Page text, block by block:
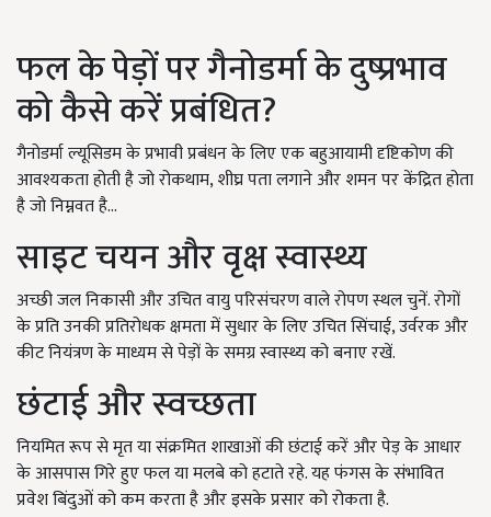
फल के पेड़ों पर गैनोडर्मा के दुष्प्रभाव
को कैसे करें प्रबंधित?
गैनोडर्मा ल्यूसिडम के प्रभावी प्रबंधन के लिए एक बहुआयामी दृष्टिकोण की
आवश्यकता होती है जो रोकथाम, शीघ्र पता लगाने और शमन पर केंद्रित होता
है जो निम्नवत है...
साइट चयन और वृक्ष स्वास्थ्य
अच्छी जल निकासी और उचित वायु परिसंचरण वाले रोपण स्थल चुनें. रोगों
के प्रति उनकी प्रतिरोधक क्षमता में सुधार के लिए उचित सिंचाई, उर्वरक और
कीट नियंत्रण के माध्यम से पेड़ों के समग्र स्वास्थ्य को बनाए रखें.
छंटाई और स्वच्छता
नियमित रूप से मृत या संक्रमित शाखाओं की छंटाई करें और पेड़ के आधार
के आसपास गिरे हुए फल या मलबे को हटाते रहे. यह फंगस के संभावित
प्रवेश बिंदुओं को कम करता है और इसके प्रसार को रोकता है.